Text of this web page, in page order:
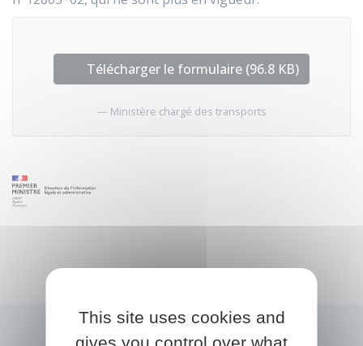
Télécharger le formulaire (96.8 KB)
Ministère chargé des transports
This site uses cookies and
gives you control over what